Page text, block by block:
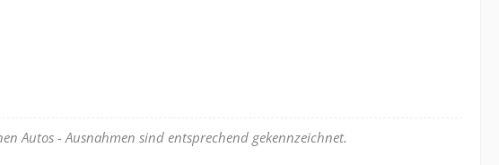
Autos - Ausnahmen sind entsprechend gekennzeichnet.